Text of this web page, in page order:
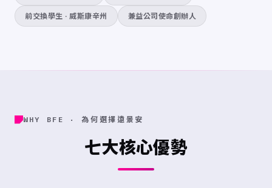
前交換學生 · 威斯康辛州 兼益公司使命創辦人
WHY BFE · 為何選擇遠景安
七大核心優勢